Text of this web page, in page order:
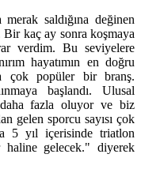
saldığına değinen
kaç ay sonra koşmaya
verdim. Bu seviyelere
hayatımın en doğru
çok popüler bir branş.
başlandı. Ulusal
daha fazla oluyor ve biz
gelen sporcu sayısı çok
5 yıl içerisinde triatlon
gelecek." diyerek